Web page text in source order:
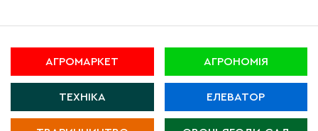
АГРОМАРКЕТ АГРОНОМІЯ
ТЕХНІКА ЕЛЕВАТОР